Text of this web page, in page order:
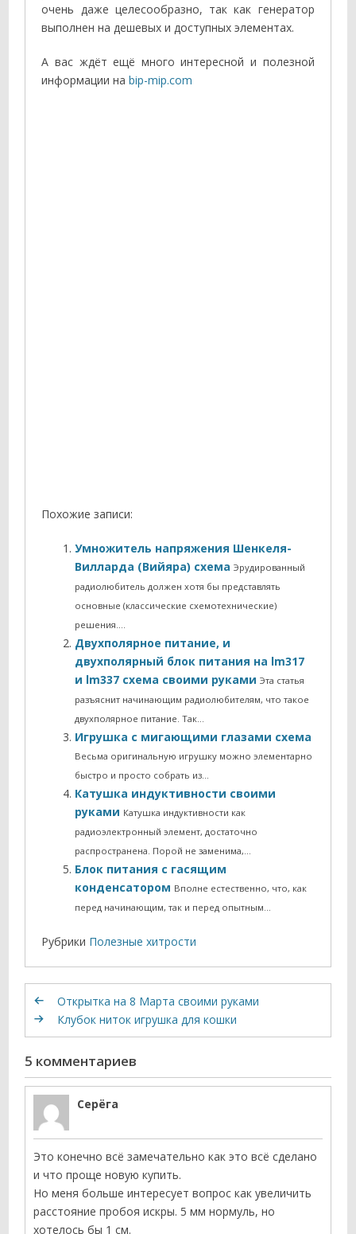
очень даже целесообразно, так как генератор
выполнен на дешевых и доступных элементах.
А вас ждёт ещё много интересной и полезной
информации на bip-mip.com
Похожие записи:
Умножитель напряжения Шенкеля-
Вилларда (Вийяра) схемаЭрудированный
радиолюбитель должен хотя бы представлять
основные (классические схемотехнические)
решения....
Двухполярное питание, и
двухполярный блок питания на lm317
и lm337 схема своими рукамиЭта статья
разъяснит начинающим радиолюбителям, что такое
двухполярное питание. Так…
Игрушка с мигающими глазами схема
Весьма оригинальную игрушку можно элементарно
быстро и просто собрать из…
Катушка индуктивности своими
руками Катушка индуктивности как
радиоэлектронный элемент, достаточно
распространена. Порой не заменима,…
Блок питания с гасящим
конденсатором Вполне естественно, что, как
перед начинающим, так и перед опытным…
Рубрики Полезные хитрости
Открытка на 8 Марта своими руками
Клубок ниток игрушка для кошки
5 комментариев
Серёга
Это конечно всё замечательно как это всё сделано
и что проще новую купить.
Но меня больше интересует вопрос как увеличить
расстояние пробоя искры. 5 мм нормуль, но
хотелось бы 1 см.